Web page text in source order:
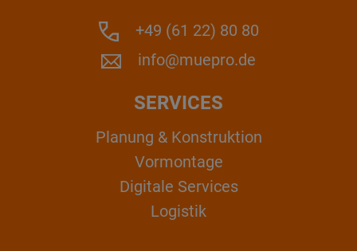
+49 (61 22) 80 80
info@muepro.de
SERVICES
Planung & Konstruktion
Vormontage
Digitale Services
Logistik